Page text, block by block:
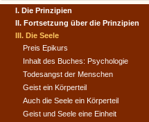
I. Die Prinzipien
II. Fortsetzung über die Prinzipien
III. Die Seele
Preis Epikurs
Inhalt des Buches: Psychologie
Todesangst der Menschen
Geist ein Körperteil
Auch die Seele ein Körperteil
Geist und Seele eine Einheit